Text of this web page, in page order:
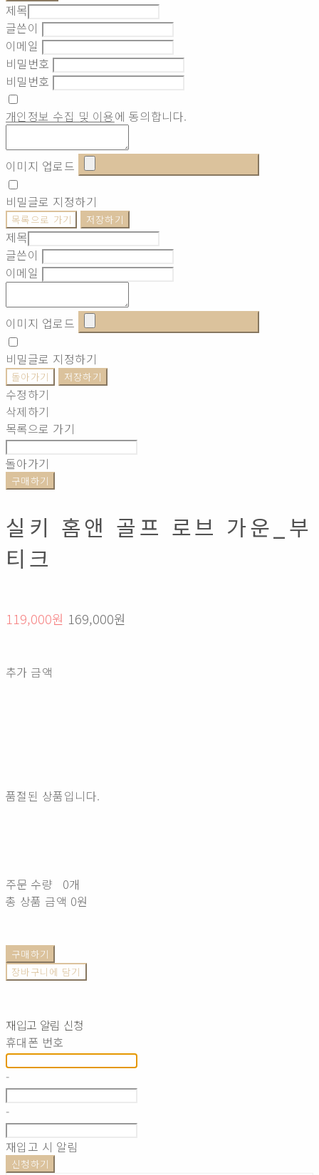
제목
글쓴이
이메일
비밀번호
비밀번호
개인정보 수집 및 이용에 동의합니다.
이미지 업로드
비밀글로 지정하기
목록으로 가기 저장하기
제목
글쓴이
이메일
이미지 업로드
비밀글로 지정하기
돌아가기 저장하기
수정하기
삭제하기
목록으로 가기
돌아가기
구매하기
실키 홈앤 골프 로브 가운_부
티크
119,000원 169,000원
추가 금액
품절된 상품입니다.
주문 수량
0개
총 상품 금액 0원
구매하기
장바구니에 담기
재입고 알림 신청
휴대폰 번호
-
-
재입고 시 알림
신청하기